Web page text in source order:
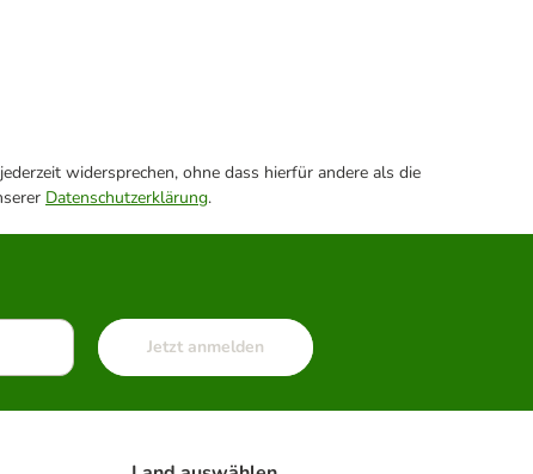
widersprechen, ohne dass hierfür andere als die
Datenschutzerklärung.
Jetzt anmelden